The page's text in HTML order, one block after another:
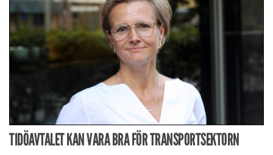
TIDÖAVTALET KAN VARA BRA FÖR TRANSPORTSEKTORN